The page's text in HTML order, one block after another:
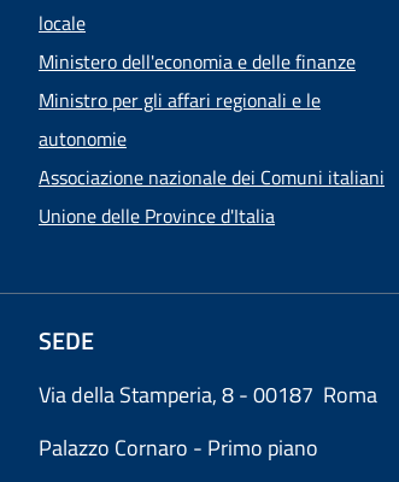
locale
Ministero dell'economia e delle finanze
Ministro per gli affari regionali e le
autonomie
Associazione nazionale dei Comuni italiani
Unione delle Province d'Italia
SEDE
Via della Stamperia, 8 - 00187 Roma
Palazzo Cornaro - Primo piano